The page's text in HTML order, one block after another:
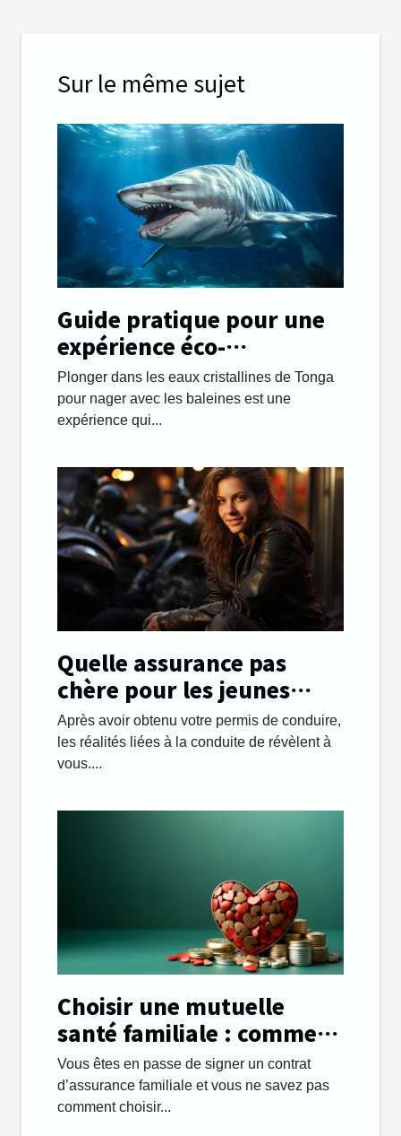
Sur le même sujet
Guide pratique pour une
expérience éco-
responsable en nageant
avec les baleines à Tonga
Plonger dans les eaux cristallines de Tonga
pour nager avec les baleines est une
expérience qui...
Quelle assurance pas
chère pour les jeunes
automobilistes ?
Après avoir obtenu votre permis de conduire,
les réalités liées à la conduite de révèlent à
vous....
Choisir une mutuelle
santé familiale : comment
s’y prendre ?
Vous êtes en passe de signer un contrat
d’assurance familiale et vous ne savez pas
comment choisir...